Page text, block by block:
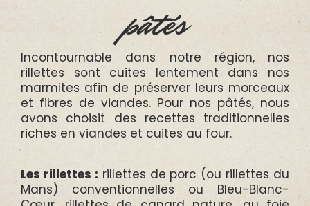
pâtés
Incontournable dans notre région, nos
rillettes sont cuites lentement dans nos
marmites afin de préserver leurs morceaux
et fibres de viandes. Pour nos pâtés, nous
avons choisit des recettes traditionnelles
riches en viandes et cuites au four.
Les rillettes : rillettes de porc (ou rillettes du
Mans) conventionnelles ou Bleu-Blanc-